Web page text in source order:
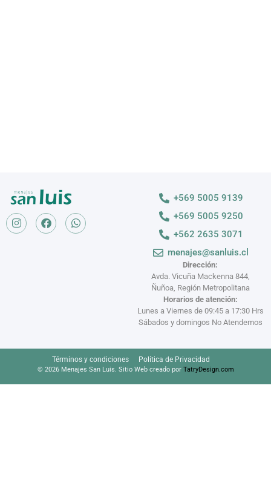
Dirección:
Avda. Vicuña Mackenna 844,
Ñuñoa, Región Metropolitana
Horarios de atención:
Lunes a Viernes de 09:45 a 17:30 Hrs
Sábados y domingos No Atendemos
+569 5005 9139
+569 5005 9250
+562 2635 3071
menajes@sanluis.cl
Términos y condiciones Política de Privacidad
© 2026 Menajes San Luis. Sitio Web creado por TatryDesign.com